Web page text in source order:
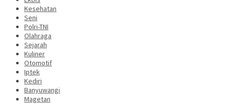
Kesehatan
Seni
Polri-TNI
Olahraga
Sejarah
Kuliner
Otomotif
Iptek
Kediri
Banyuwangi
Magetan